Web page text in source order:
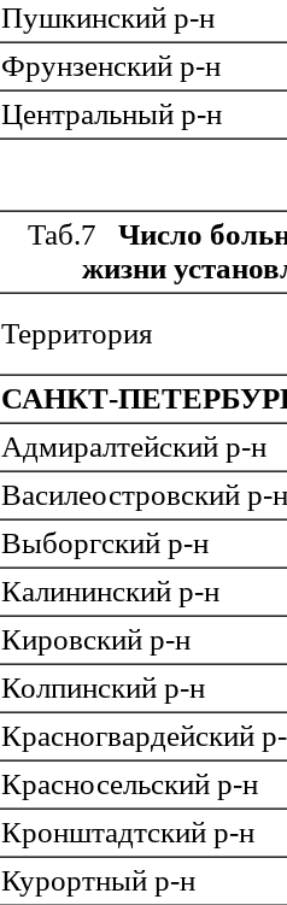
Пушкинский р-н
Фрунзенский р-н
Центральный р-н
Таб.7 Число
жизни
Территория
САНКТ-
Адмиралтейский р-н
Василеостровский р-н
Выборгский р-н
Калининский р-н
Кировский р-н
Колпинский р-н
Красногвардейский
Красносельский р-н
Кронштадтский р-н
Курортный р-н